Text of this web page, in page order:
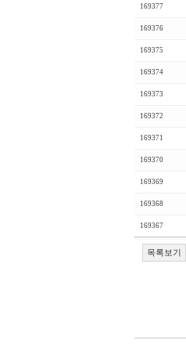
169377
169376
169375
169374
169373
169372
169371
169370
169369
169368
169367
목록보기